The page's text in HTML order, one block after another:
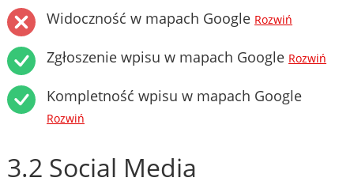
Widoczność w mapach Google Rozwiń
Zgłoszenie wpisu w mapach Google Rozwiń
Kompletność wpisu w mapach Google
Rozwiń
3.2 Social Media